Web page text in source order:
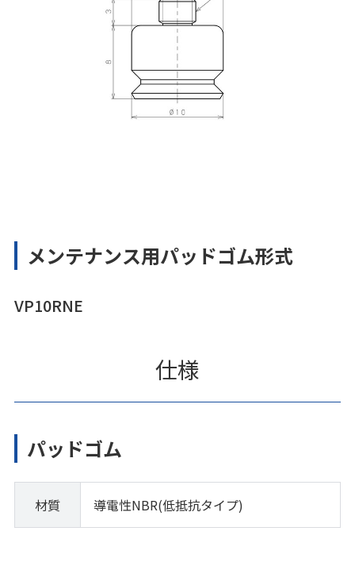
メンテナンス用パッドゴム形式
VP10RNE
仕様
パッドゴム
材質 導電性NBR(低抵抗タイプ)